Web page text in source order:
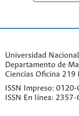
Universidad
Departamento de
Ciencias Oficina 219
ISSN Impreso:
ISSN En línea: